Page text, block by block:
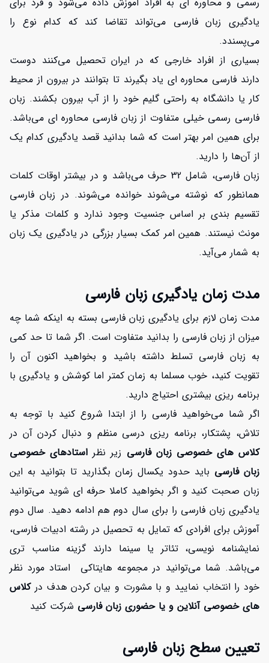
یادگیری زبان فارسی می‌تواند تقاضا کند که کدام نوع را
می‌پسندد.
بسیاری از افراد خارجی که در ایران تحصیل می‌کنند دوست
دارند فارسی محاوره ای یاد بگیرند تا بتوانند در بیرون از محیط
کار یا دانشگاه به راحتی گلیم خود را از آب بیرون بکشند. زبان
فارسی رسمی خیلی متفاوت از زبان فارسی محاوره ای می‌باشد.
برای همین امر بهتر است که شما بدانید قصد یادگیری کدام یک
از آن‌ها را دارید.
زبان فارسی، شامل 32 حرف می‌باشد و در بیشتر اوقات کلمات
همانطور که نوشته می‌شوند خوانده می‌شوند. در زبان فارسی
تقسیم بندی بر اساس جنسیت وجود ندارد و کلمات مذکر یا
مونث نیستند. همین امر کمک بسیار بزرگی در یادگیری یک زبان
به شمار می‌آید.
مدت زمان یادگیری زبان فارسی
مدت زمان لازم برای یادگیری زبان فارسی بسته به اینکه شما چه
میزان از زبان فارسی را بدانید متفاوت است. اگر شما تا حد کمی
به زبان فارسی تسلط داشته باشید و بخواهید اکنون آن را
تقویت کنید، خوب مسلما به زمان کمتر اما کوشش و یادگیری با
برنامه ریزی بیشتری احتیاج دارید.
اگر شما می‌خواهید فارسی را از ابتدا شروع کنید با توجه به
تلاش، پشتکار، برنامه ریزی درسی منظم و دنبال کردن آن در
کلاس های خصوصی زبان فارسی زیر نظر استادهای خصوصی
زبان فارسی باید حدود یکسال زمان بگذارید تا بتوانید به این
زبان صحبت کنید و اگر بخواهید کاملا حرفه ای شوید می‌توانید
یادگیری زبان فارسی را برای سال دوم هم ادامه دهید. سال دوم
آموزش برای افرادی که تمایل به تحصیل در رشته ادبیات فارسی،
نمایشنامه نویسی، تئاتر یا سینما دارند گزینه مناسب تری
می‌باشد. شما می‌توانید در مجموعه هایتاکی استاد مورد نظر
خود را انتخاب نمایید و با مشورت و بیان کردن هدف درکلاس
های خصوصی آنلاین و یا حضوری زبان فارسی شرکت کنید
تعیین سطح زبان فارسی
افزایش اعتبار